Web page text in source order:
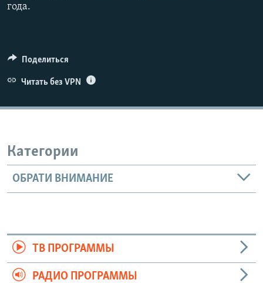
года.
Поделиться
Читать без VPN
Категории
ОБРАТИ ВНИМАНИЕ
ТВ ПРОГРАММЫ
РАДИО ПРОГРАММЫ